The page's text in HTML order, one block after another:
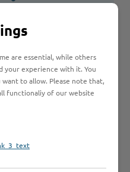
zur Gruppenauslastung
are essential, while others
your experience with it. You
to allow. Please note that,
functionaliy of our website